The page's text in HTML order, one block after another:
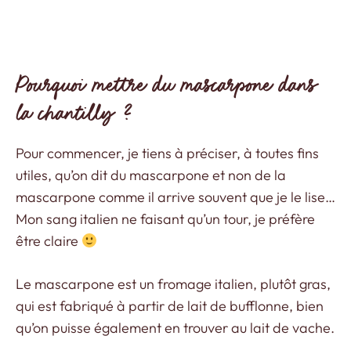
Pourquoi mettre du mascarpone dans
la chantilly ?
Pour commencer, je tiens à préciser, à toutes fins
utiles, qu’on dit du mascarpone et non de la
mascarpone comme il arrive souvent que je le lise…
Mon sang italien ne faisant qu’un tour, je préfère
être claire
Le mascarpone est un fromage italien, plutôt gras,
qui est fabriqué à partir de lait de bufflonne, bien
qu’on puisse également en trouver au lait de vache.